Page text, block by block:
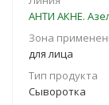
АНТИ АКНЕ.
Зона
для лица
Тип продукта
Сыворотка